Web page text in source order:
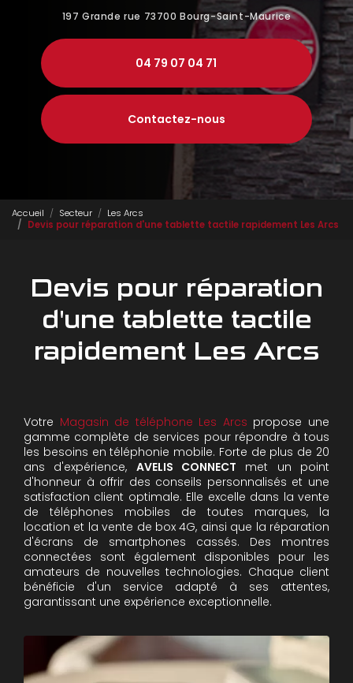
197 Grande rue 73700 Bourg-Saint-Maurice
04 79 07 04 71
Contactez-nous
Accueil Secteur
Les Arcs
Devis pour réparation d'une tablette tactile rapidement Les Arcs
Devis pour réparation
d'une tablette tactile
rapidement Les Arcs
Votre Magasin de téléphone Les Arcs propose une
gamme complète de services pour répondre à tous
les besoins en téléphonie mobile. Forte de plus de 20
ans d'expérience, AVELIS CONNECT met un point
d'honneur à offrir des conseils personnalisés et une
satisfaction client optimale. Elle excelle dans la vente
de téléphones mobiles de toutes marques, la
location et la vente de box 4G, ainsi que la réparation
d'écrans de smartphones cassés. Des montres
connectées sont également disponibles pour les
amateurs de nouvelles technologies. Chaque client
bénéficie d'un service adapté à ses attentes,
garantissant une expérience exceptionnelle.